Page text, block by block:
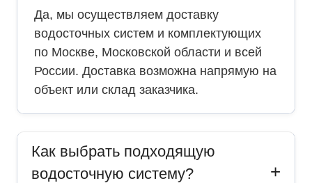
Да, мы осуществляем доставку
водосточных систем и комплектующих
по Москве, Московской области и всей
России. Доставка возможна напрямую на
объект или склад заказчика.
Как выбрать подходящую
водосточную систему?